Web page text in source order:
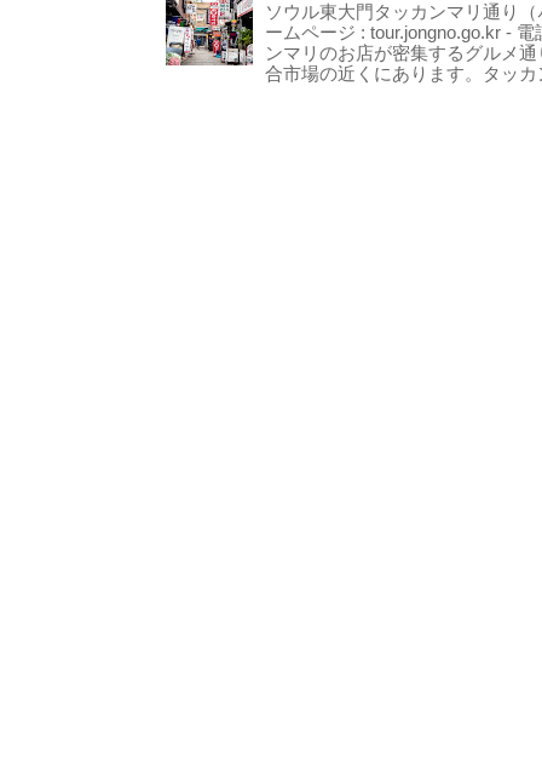
ソウル東大門タッカンマリ通り
ームページ : tour.jongno.go.kr -
ンマリのお店が密集するグルメ
合市場の近くにあります。タッ